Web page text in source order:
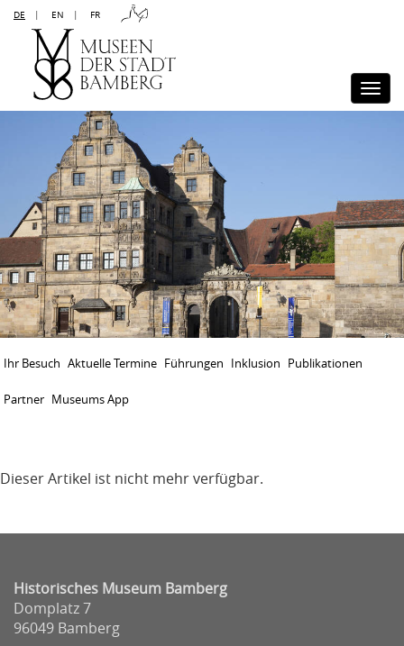
DE EN FR
Kontakt Sitemap Impressum
Disclaimer
Presse
Ihr Besuch Aktuelle Termine Führungen Inklusion Publikationen
Partner Museums App
Dieser Artikel ist nicht mehr verfügbar.
Historisches Museum Bamberg
Domplatz 7
96049 Bamberg